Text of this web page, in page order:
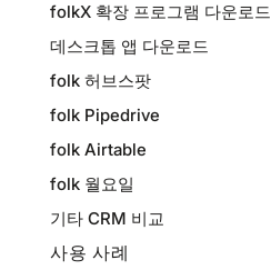
folkX 확장 프로그램 다운로드
데스크톱 앱 다운로드
folk 허브스팟
folk Pipedrive
folk Airtable
folk 월요일
기타 CRM 비교
사용 사례